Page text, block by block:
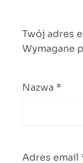
Twój adres
Wymagane
Nazwa *
Adres email